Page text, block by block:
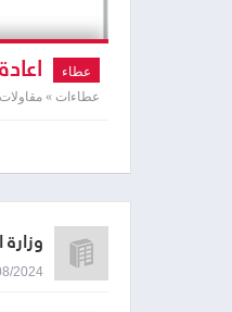
عطاء
عطاءات »
14/08/2024